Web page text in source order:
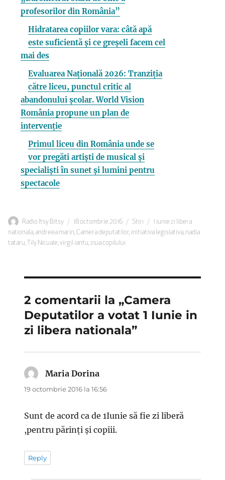
profesorilor din România”
Hidratarea copiilor vara: câtă apă
este suficientă și ce greșeli facem cel
mai des
Evaluarea Națională 2026: Tranziția
către liceu, punctul critic al
abandonului școlar. World Vision
România propune un plan de
intervenție
Primul liceu din România unde se
vor pregăti artiști de musical și
specialiști în sunet și lumini pentru
spectacole
Autor
Radio Itsy Bitsy
Publicat
pe
18 octombrie 2016 Categorii
Stiri Etichete
1 iunie zi libera
nationala,andreea marin,Camera deputatilor, initiativa legislativa, nadia
tataru, Tily Nicuale,virgil iantu,ziua copilului
2 comentarii la „Camera
Deputatilor a votat 1 Iunie in
zi libera nationala”
Maria Dorina
19 octombrie 2016 la 16:56
Sunt de acord ca de 1Iunie să fie zi liberă
,pentru părinţi şi copiii.
Reply